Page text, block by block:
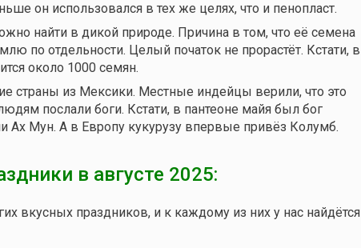
он использовался в тех же целях, что и пенопласт.
найти в дикой природе. Причина в том, что её семена
по отдельности. Целый початок не прорастёт. Кстати, в
около 1000 семян.
страны из Мексики. Местные индейцы верили, что это
послали боги. Кстати, в пантеоне майя был бог
Ах Мун. А в Европу кукурузу впервые привёз Колумб.
в августе 2025:
вкусных праздников, и к каждому из них у нас найдётся